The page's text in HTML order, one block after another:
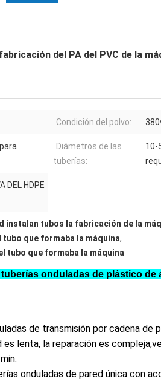
del PA del PVC de la
Condición del polvo:
Diámetros de las
tuberías:
10-
DEL HDPE
instalan tubos la fabricación de la
tubo que formaba la máquina,
tubo que formaba la máquina
onduladas de plástico de
de transmisión por cadena de
lenta, la reparación es
onduladas de pared única con